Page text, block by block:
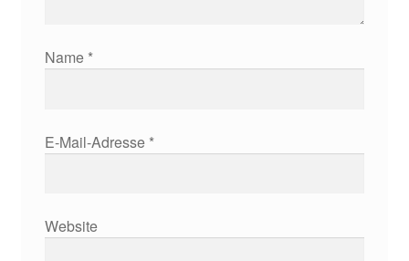
Name *
E-Mail-Adresse *
Website